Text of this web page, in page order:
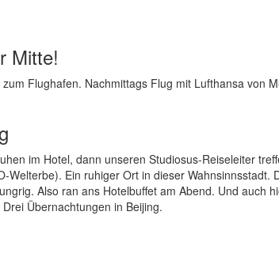
Mitte!
Flughafen. Nachmittags Flug mit Lufthansa von
im Hotel, dann unseren Studiosus-Reiseleiter
Welterbe). Ein ruhiger Ort in dieser Wahnsinnsstadt.
Also ran ans Hotelbuffet am Abend. Und auch
Übernachtungen in Beijing.